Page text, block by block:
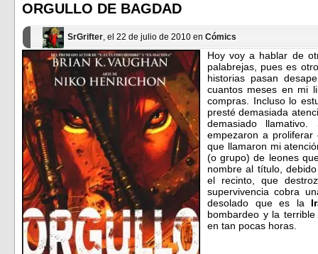
en
una
nueva)
en
una
nueva)
ORGULLO DE BAGDAD
SrGrifter, el 22 de julio de 2010 en Cómics
Hoy voy a hablar de
palabrejas, pues es
historias pasan
cuantos meses en mi
compras. Incluso lo
presté demasiada
demasiado
empezaron a
que llamaron mi
(o grupo) de leones
nombre al título,
el recinto, que
supervivencia cobra
desolado que es la
bombardeo y la
en tan pocas horas.